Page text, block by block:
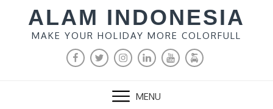
content
ALAM INDONESIA
MAKE YOUR HOLIDAY MORE COLORFULL
FACEBOOK
TWITTERINSTAGRAM
LINKEDINYOUTUBEMALANG
RENTAL
MENU